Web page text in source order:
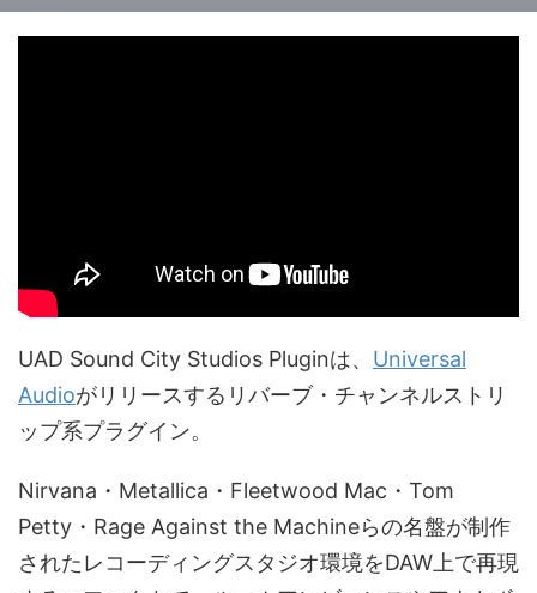
UAD Sound City Studios Pluginは、 Universal
Audioがリリースするリバーブ・チャンネルストリ
ップ系プラグイン。
Nirvana・Metallica・Fleetwood Mac・Tom
Petty・Rage Against the Machineらの名盤が制作
されたレコーディングスタジオ環境をDAW上で再現